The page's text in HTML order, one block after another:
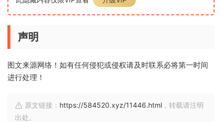
声明
图文来源网络！如有任何侵犯或侵权请及时联系必将第一时间
进行处理！
原文链接： https://584520.xyz/11446.html ，转载请注明
出处。